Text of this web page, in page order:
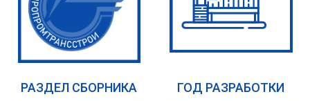
РАЗДЕЛ СБОРНИКА ГОД РАЗРАБОТКИ